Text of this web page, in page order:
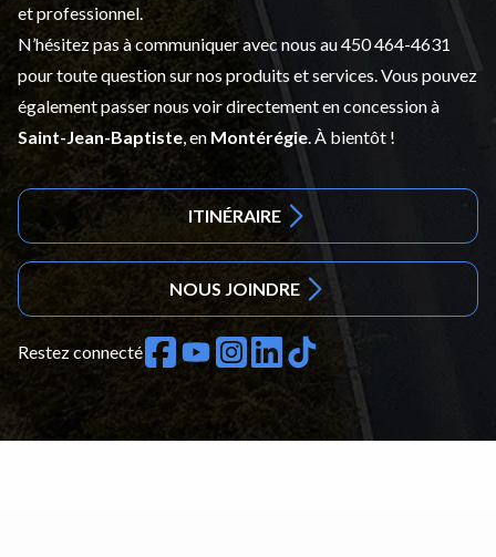
et professionnel.
N’hésitez pas à communiquer avec nous au450 464-4631
pour toute question sur nos produits et services. Vous pouvez
également passer nous voir directement en concession à
Saint-Jean-Baptiste , en Montérégie . À bientôt !
ITINÉRAIRE
NOUS JOINDRE
Restez connecté